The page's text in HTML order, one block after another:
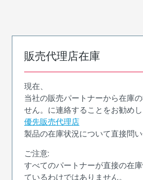
販売代理店在庫
現在、
当社の販売パートナーから在庫
せん。に連絡することをお勧め
優先販売代理店
製品の在庫状況について直接問
ご注意:
すべてのパートナーが直接の在
ているわけではありません。